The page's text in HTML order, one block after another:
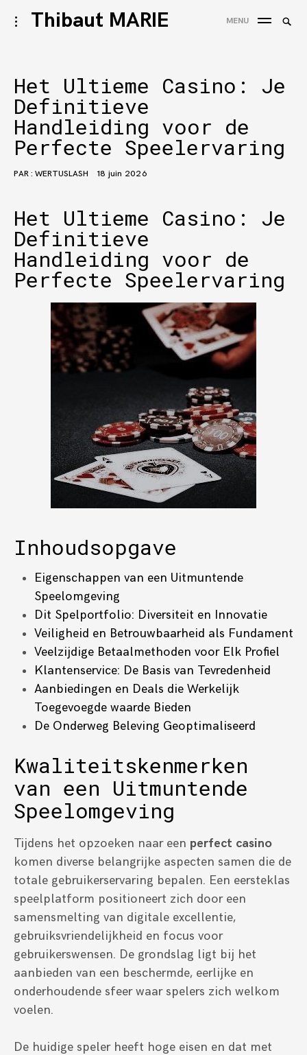
Accéder
au
Thibaut MARIE
activer/désactiver
latérale
MENU
Het Ultieme Casino: Je
Definitieve
Handleiding voor de
Perfecte Speelervaring
PAR : WERTUSLASH 18 juin 2026
Het Ultieme Casino: Je
Definitieve
Handleiding voor de
Perfecte Speelervaring
Inhoudsopgave
Eigenschappen van een Uitmuntende
Speelomgeving
Dit Spelportfolio: Diversiteit en Innovatie
Veiligheid en Betrouwbaarheid als Fundament
Veelzijdige Betaalmethoden voor Elk Profiel
Klantenservice: De Basis van Tevredenheid
Aanbiedingen en Deals die Werkelijk
Toegevoegde waarde Bieden
De Onderweg Beleving Geoptimaliseerd
Kwaliteitskenmerken
van een Uitmuntende
Speelomgeving
Tijdens het opzoeken naar een perfect casino
komen diverse belangrijke aspecten samen die de
totale gebruikerservaring bepalen. Een eersteklas
speelplatform positioneert zich door een
samensmelting van digitale excellentie,
gebruiksvriendelijkheid en focus voor
gebruikerswensen. De grondslag ligt bij het
aanbieden van een beschermde, eerlijke en
onderhoudende sfeer waar spelers zich welkom
voelen.
De huidige speler heeft hoge eisen en dat met